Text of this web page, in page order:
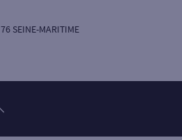
76 SEINE-MARITIME